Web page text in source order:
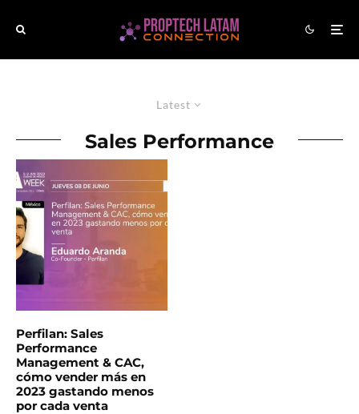
Latest
Sales Performance
Perfilan: Sales
Performance
Management & CAC,
cómo vender más en
2023 gastando menos
por cada venta